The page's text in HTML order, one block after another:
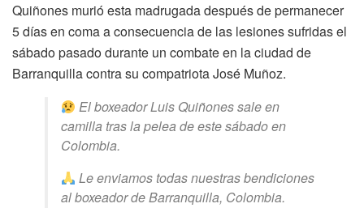
Quiñones murió esta madrugada después de permanecer
5 días en coma a consecuencia de las lesiones sufridas el
sábado pasado durante un combate en la ciudad de
Barranquilla contra su compatriota José Muñoz.
El boxeador Luis Quiñones sale en
camilla tras la pelea de este sábado en
Colombia.
Le enviamos todas nuestras bendiciones
al boxeador de Barranquilla, Colombia.